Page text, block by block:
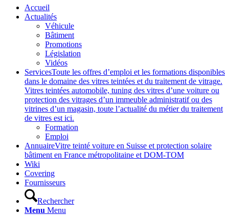
Accueil
Actualités
Véhicule
Bâtiment
Promotions
Législation
Vidéos
ServicesToute les offres d’emploi et les formations disponibles
dans le domaine des vitres teintées et du traitement de vitrage.
Vitres teintées automobile, tuning des vitres d’une voiture ou
protection des vitrages d’un immeuble administratif ou des
vitrines d’un magasin, toute l’actualité du métier du traitement
de vitres est ici.
Formation
Emploi
AnnuaireVitre teinté voiture en Suisse et protection solaire
bâtiment en France métropolitaine et DOM-TOM
Wiki
Covering
Fournisseurs
Rechercher
Menu Menu